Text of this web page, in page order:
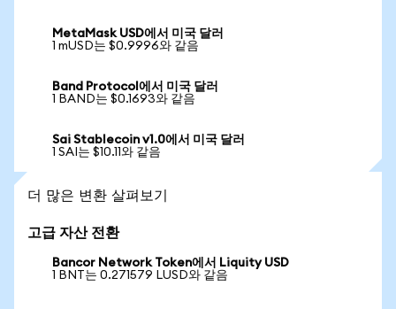
MetaMask USD에서 미국 달러
1 mUSD는 $0.9996와 같음
Band Protocol에서 미국 달러
1 BAND는 $0.1693와 같음
Sai Stablecoin v1.0에서 미국 달러
1 SAI는 $10.11와 같음
더 많은 변환 살펴보기
고급 자산 전환
Bancor Network Token에서 Liquity USD
1 BNT는 0.271579 LUSD와 같음